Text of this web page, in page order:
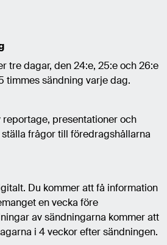
tre dagar, den 24:e, 25:e och 26:e
timmes sändning varje dag.
presentationer och
frågor till föredragshållarna
Du kommer att få information
en vecka före
av sändningarna kommer att
i 4 veckor efter sändningen.